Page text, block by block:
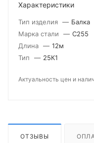
Характеристики
Тип изделия — Балка
Марка стали
— С255
Длина — 12м
Тип
— 25К1
Актуальность цен и
ОТЗЫВЫ